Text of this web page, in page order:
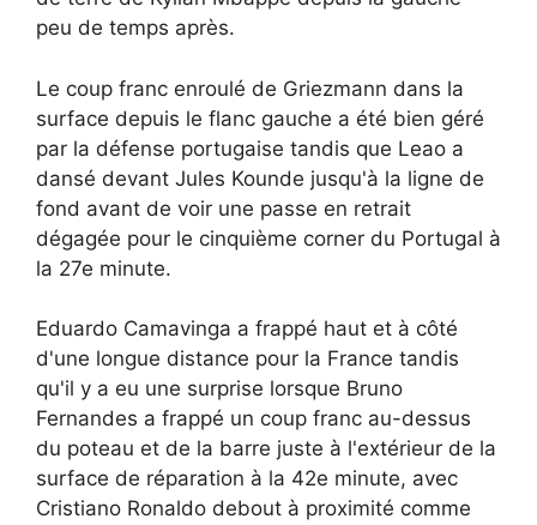
peu de temps après.
Le coup franc enroulé de Griezmann dans la
surface depuis le flanc gauche a été bien géré
par la défense portugaise tandis que Leao a
dansé devant Jules Kounde jusqu'à la ligne de
fond avant de voir une passe en retrait
dégagée pour le cinquième corner du Portugal à
la 27e minute.
Eduardo Camavinga a frappé haut et à côté
d'une longue distance pour la France tandis
qu'il y a eu une surprise lorsque Bruno
Fernandes a frappé un coup franc au-dessus
du poteau et de la barre juste à l'extérieur de la
surface de réparation à la 42e minute, avec
Cristiano Ronaldo debout à proximité comme